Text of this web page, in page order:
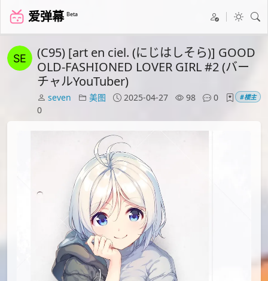
爱弹幕 Beta
(C95) [art en ciel. (にじはしそら)] GOOD
OLD-FASHIONED LOVER GIRL #2 (バー
チャルYouTuber)
seven 美图 2025-04-27 98
0
0
#楼主